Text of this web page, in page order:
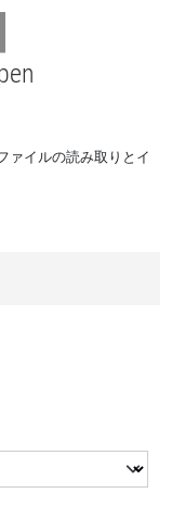
イルの読み取りとイ